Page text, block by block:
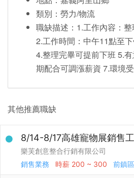
類別：勞力/物流
職缺描述：1.工作內容：
2.工作時間：中午11點至
4.整理完畢可提前下班 5.
期配合可調漲薪資 7.環境
其他推薦職缺
8/14-8/17高雄寵物展銷售
樂芙創意整合行銷有限公司
銷售業務
時薪 200 ~ 300 前鎮區